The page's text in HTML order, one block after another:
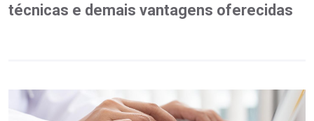
técnicas e demais vantagens oferecidas